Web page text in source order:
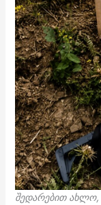
შედარებით ახლო,